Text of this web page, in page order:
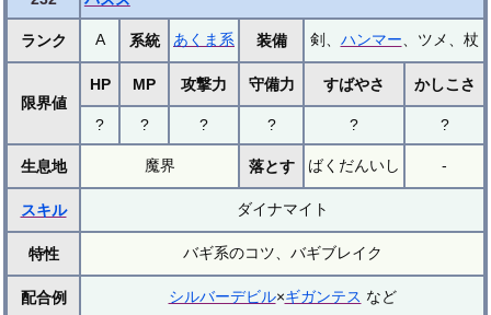
ランク A 系統 あくま系 装備 剣、 ハンマー、ツメ、杖
限界値
HP MP 攻撃力 守備力 すばやさ かしこさ
? ? ? ? ? ?
生息地 魔界 落とす ばくだんいし -
スキル ダイナマイト
特性 バギ系のコツ、バギブレイク
配合例 シルバーデビル×ギガンテス など